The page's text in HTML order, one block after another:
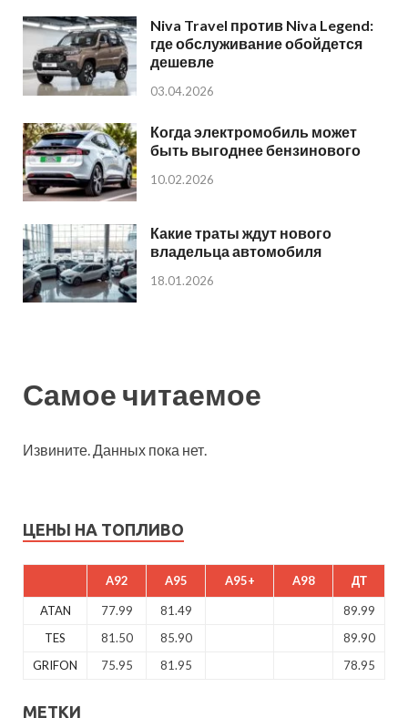
Niva Travel против Niva Legend:
где обслуживание обойдется
дешевле
03.04.2026
Когда электромобиль может
быть выгоднее бензинового
10.02.2026
Какие траты ждут нового
владельца автомобиля
18.01.2026
Самое читаемое
Извините. Данных пока нет.
ЦЕНЫ НА ТОПЛИВО
A92 A95 A95+ A98 ДТ
ATAN 77.99 81.49
89.99
TES
81.50 85.90
89.90
GRIFON
75.95 81.95 78.95
МЕТКИ